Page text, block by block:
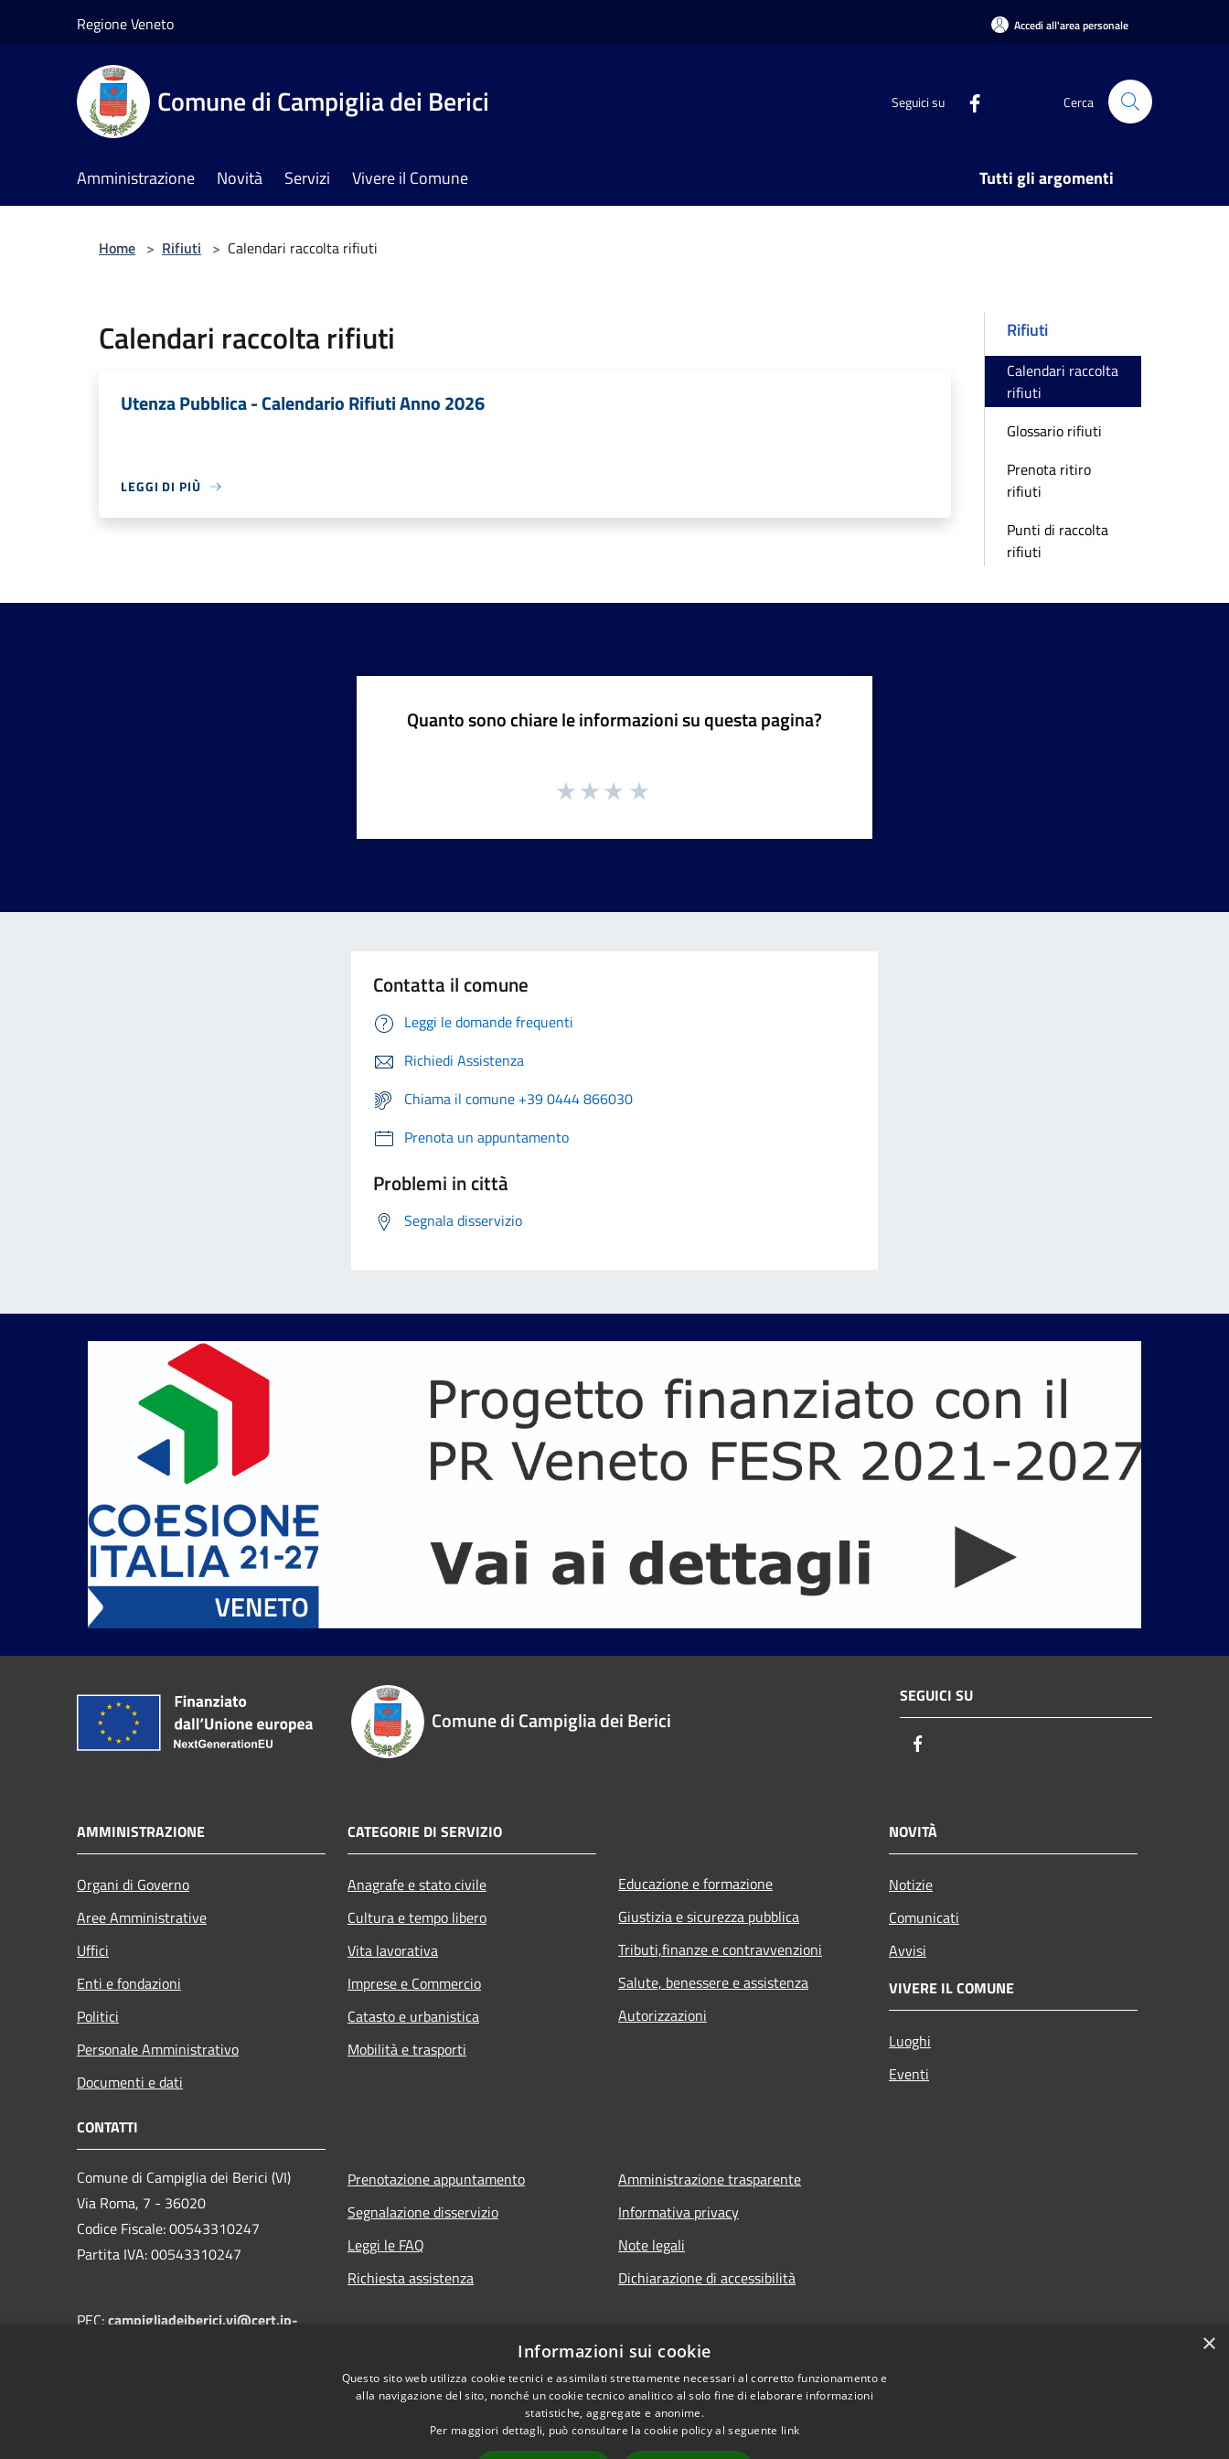
Regione Veneto Accedi all'area personale
Comune di Campiglia dei Berici Seguici su Cerca
Amministrazione Novità Servizi Vivere il Comune Tutti gli argomenti
Home > Rifiuti > Calendari raccolta rifiuti
Calendari raccolta rifiuti
Utenza Pubblica - Calendario Rifiuti Anno 2026
LEGGI DI PIÙ
Rifiuti
Calendari raccolta
rifiuti
Glossario rifiuti
Prenota ritiro
rifiuti
Punti di raccolta
rifiuti
Quanto sono chiare le informazioni su questa pagina?
Contatta il comune
Leggi le domande frequenti
Richiedi Assistenza
Chiama il comune +39 0444 866030
Prenota un appuntamento
Problemi in città
Segnala disservizio
Comune di Campiglia dei Berici
SEGUICI SU
AMMINISTRAZIONE
Organi di Governo
Aree Amministrative
Uffici
Enti e fondazioni
Politici
Personale Amministrativo
Documenti e dati
CATEGORIE DI SERVIZIO
Anagrafe e stato civile
Cultura e tempo libero
Vita lavorativa
Imprese e Commercio
Catasto e urbanistica
Mobilità e trasporti
Educazione e formazione
Giustizia e sicurezza pubblica
Tributi,finanze e contravvenzioni
Salute, benessere e assistenza
Autorizzazioni
NOVITÀ
Notizie
Comunicati
Avvisi
VIVERE IL COMUNE
Luoghi
Eventi
CONTATTI
Comune di Campiglia dei Berici (VI)
Via Roma, 7 - 36020
Codice Fiscale: 00543310247
Partita IVA: 00543310247
PEC:campigliadeiberici.vi@cert.ip-
Prenotazione appuntamento
Segnalazione disservizio
Leggi le FAQ
Richiesta assistenza
Amministrazione trasparente
Informativa privacy
Note legali
Dichiarazione di accessibilità
×
Informazioni sui cookie
Questo sito web utilizza cookie tecnici e assimilati strettamente necessari al corretto funzionamento e
alla navigazione del sito, nonché un cookie tecnico analitico al solo fine di elaborare informazioni
statistiche, aggregate e anonime.
Per maggiori dettagli, può consultare la cookie policy al seguente link